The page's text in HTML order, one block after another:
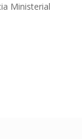
Ministerial